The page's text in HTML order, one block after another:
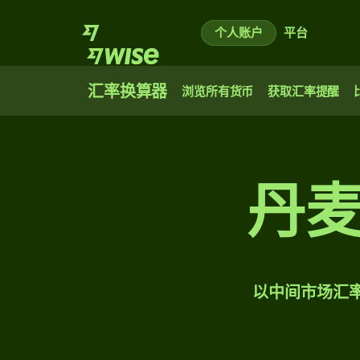
个人账户 平台
汇率换算器 浏览所有货币 获取汇率提醒
丹
以中间市场汇